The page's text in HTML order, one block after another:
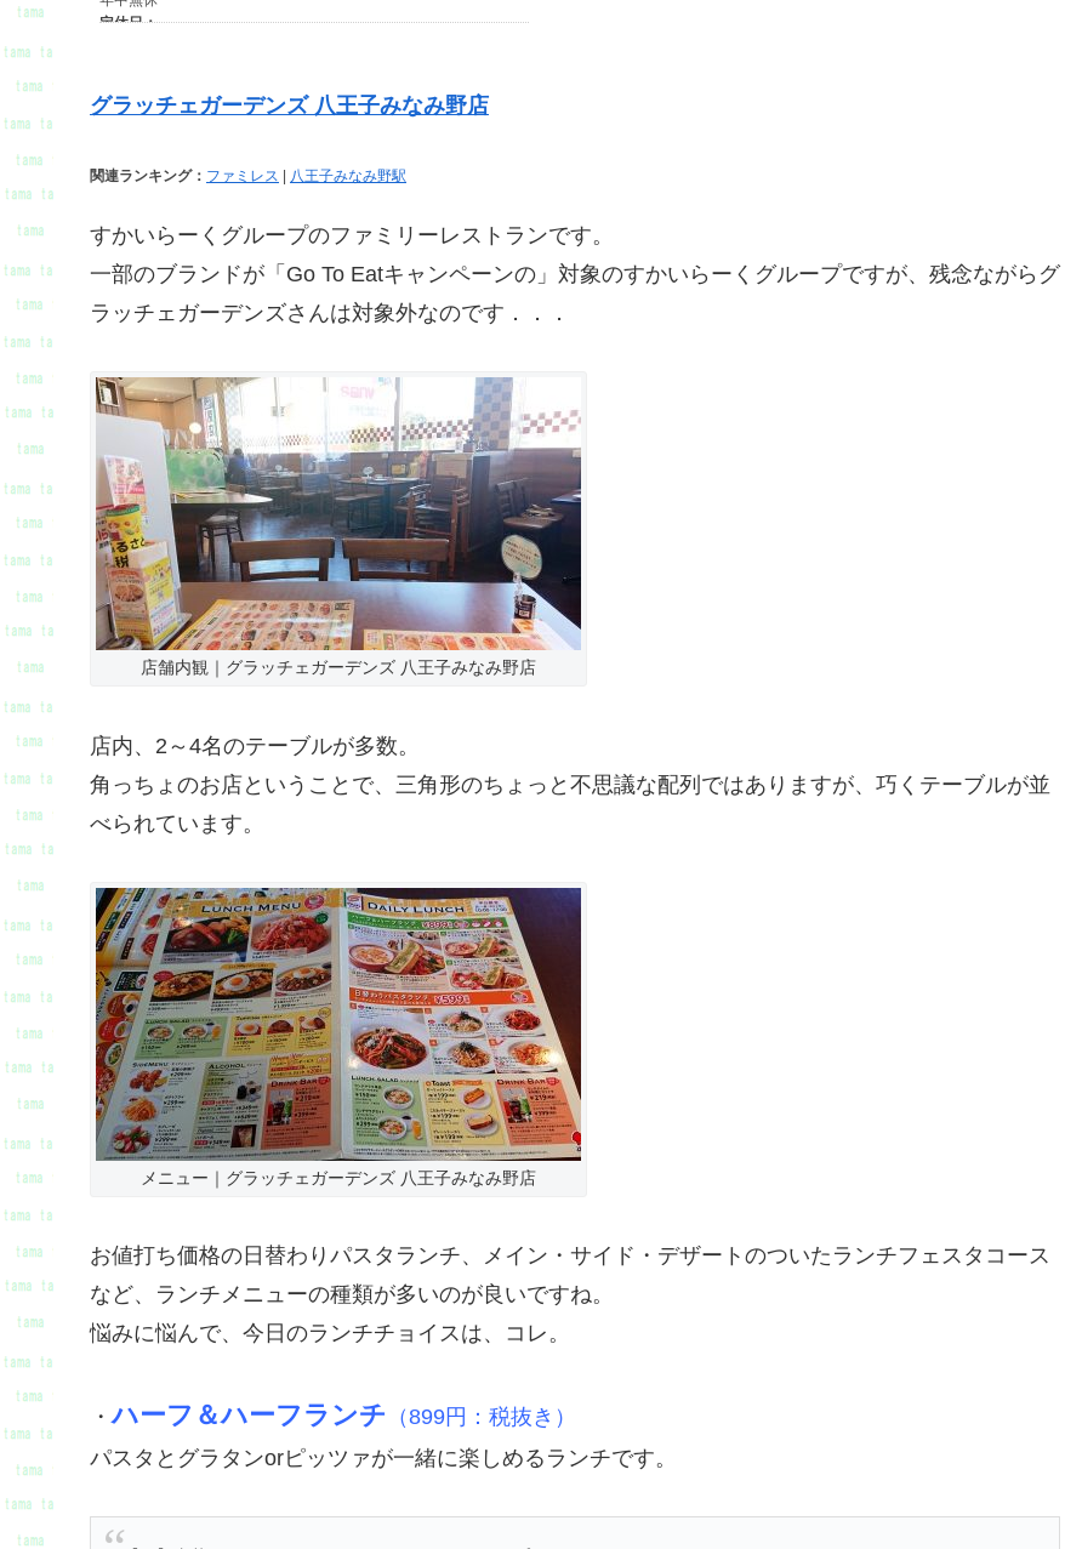
グラッチェガーデンズ 八王子みなみ野店
関連ランキング： ファミレス 八王子みなみ野駅
すかいらーくグループのファミリーレストランです。
一部のブランドが「Go To Eatキャンペーンの」対象のすかいらーくグループですが、残念ながらグ
ラッチェガーデンズさんは対象外なのです．．．
店舗内観｜グラッチェガーデンズ 八王子みなみ野店
店内、2～4名のテーブルが多数。
角っちょのお店ということで、三角形のちょっと不思議な配列ではありますが、巧くテーブルが並
べられています。
メニュー｜グラッチェガーデンズ 八王子みなみ野店
お値打ち価格の日替わりパスタランチ、メイン・サイド・デザートのついたランチフェスタコース
など、ランチメニューの種類が多いのが良いですね。
悩みに悩んで、今日のランチチョイスは、コレ。
・ハーフ＆ハーフランチ （899円：税抜き）
パスタとグラタンorピッツァが一緒に楽しめるランチです。